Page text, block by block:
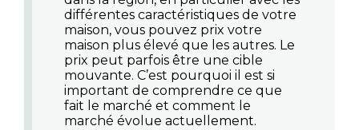
différentes caractéristiques de votre
maison, vous pouvez prix votre
maison plus élevé que les autres. Le
prix peut parfois être une cible
mouvante. C’est pourquoi il est si
important de comprendre ce que
fait le marché et comment le
marché évolue actuellement.